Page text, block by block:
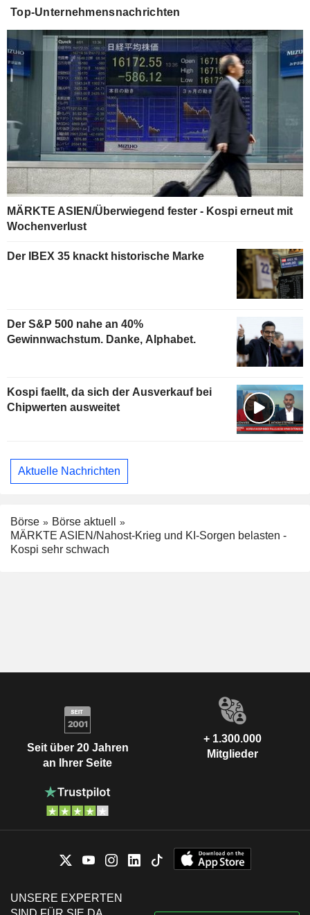
Top-Unternehmensnachrichten
MÄRKTE ASIEN/Überwiegend fester - Kospi erneut mit
Wochenverlust
Der IBEX 35 knackt historische Marke
Der S&P 500 nahe an 40%
Gewinnwachstum. Danke, Alphabet.
Kospi faellt, da sich der Ausverkauf bei
Chipwerten ausweitet
Aktuelle Nachrichten
Börse
Börse aktuell
MÄRKTE ASIEN/Nahost-Krieg und KI-Sorgen belasten -
Kospi sehr schwach
Seit über 20 Jahren
an Ihrer Seite
+ 1.300.000
Mitglieder
UNSERE EXPERTEN